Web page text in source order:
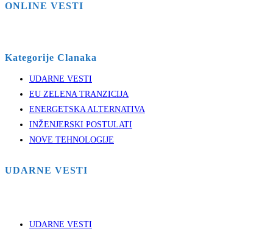
ONLINE VESTI
Kategorije Clanaka
UDARNE VESTI
EU ZELENA TRANZICIJA
ENERGETSKA ALTERNATIVA
INŽENJERSKI POSTULATI
NOVE TEHNOLOGIJE
UDARNE VESTI
UDARNE VESTI